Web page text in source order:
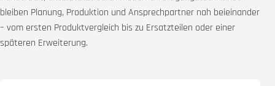
bleiben Planung, Produktion und Ansprechpartner nah beieinander
– vom ersten Produktvergleich bis zu Ersatzteilen oder einer
späteren Erweiterung.